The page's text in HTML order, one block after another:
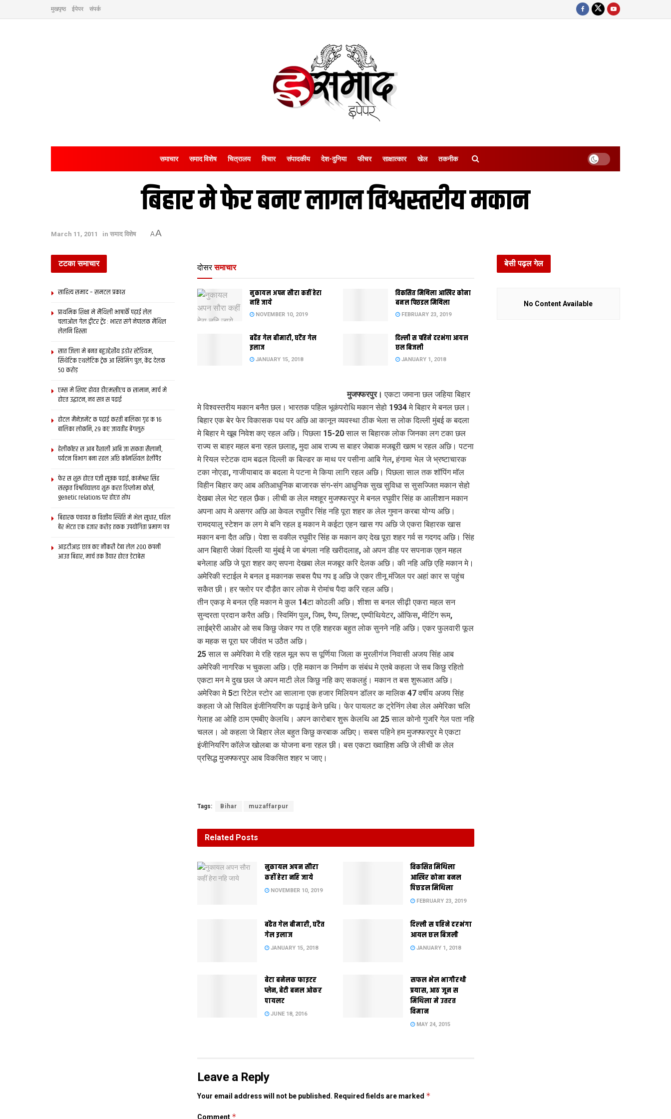
मुखपृष्ठ ईपेपर संपर्क
समाचार समाद विशेष चित्रालय विचार संपादकीय देश-दुनिया फीचर साक्षात्‍कार खेल तकनीक
बिहार मे फेर बनए लागल विश्वस्तरीय मकान
March 11, 2011 in समाद विशेष AA
दोसर समाचार
नुकायल अपन सौरा कहीं हेरा
नहि जाये
NOVEMBER 10, 2019
विकसित मिथिला आखिर कोना
बनल पिछडल मिथिला
FEBRUARY 23, 2019
बढैत गेल बीमारी, घटैत गेल
इलाज
JANUARY 15, 2018
दिल्‍ली स पहिने दरभंगा आयल
छल बिजली
JANUARY 1, 2018
मुजफ्फरपुर।एकटा जमाना छल जहिया बिहार
मे विश्वस्तरीय मकान बनैत छल। भारतक पहिल भूकंपरोधि मकान सेहो 1934 मे बिहार मे बनल छल।
बिहार एक बेर फेर विकासक पथ पर अछि आ कानून व्यवस्था ठीक भेला स लोक दिल्ली मुंबई क बदला
मे बिहार मे खूब निवेश कए रहल अछि। पिछला 15-20 साल स बिहारक लोक जिनका लग टका छल
राज्य स बाहर महल बना रहल छलाह, मुदा आब राज्य स बाहर जेबाक मजबूरी खत्म भ रहल अछि। पटना
मे रियल स्टेटक दाम बढल दिल्ली क बिल्डर क माथ पर पसीना आबि गेल, हंगामा भेल जे भ्रष्टाचारक
टका नोएडा, गाजीयाबाद क बदला मे पटना मे किया लागि रहल अछि। पिछला साल तक शॉपिंग मॉल
विहीन बिहार कए आब अतिआधुनिक बाजारक संग-संग आधुनिक सुख सुविधा स सुसज्जित मकान सेहो
देखबा लेल भेट रहल छैक। लीची क लेल मशहूर मुजफ्फरपुर मे बनल रघुवीर सिंह क आलीशान मकान
अपना आप मे असगर अछि आ केवल रघुवीर सिंह नहि पूरा शहर क लेल गुमान करबा योग्य अछि।
रामदयालु स्टेशन क लग मे बनि रहल इ मकान मे कईटा एहन खास गप अछि जे एकरा बिहारक खास
मकान बना दैत अछि। पेशा स वकील रघुवीर सिंह क मकान कए देख पूरा शहर गर्व स गदगद अछि। सिंह
आन बिहारी जेकां दिल्ली या मुंबई मे जा बंगला नहि खरीदलाह, ओ अपन डीह पर सपनाक एहन महल
बनेलाह अछि जे पूरा शहर कए सपना देखबा लेल मजबूर करि देलक अछि। की नहि अछि एहि मकान मे।
अमेरिकी स्टाईल मे बनल इ मकानक सबस पैघ गप इ अछि जे एकर तीनू मंजिल पर अहां कार स पहुंच
सकैत छी। हर फ्लोर पर दौड़ैत कार लोक मे रोमांच पैदा करि रहल अछि।
तीन एकड़ मे बनल एहि मकान मे कुल 14टा कोठली अछि। शीशा स बनल सीढ़ी एकरा महल सन
सुन्दरता प्रदान करैत अछि। स्विमिंग पुल, जिम, रैम्प, लिफ्ट, एम्पीथियेटर, ऑफिस, मीटिंग रूम,
लाईब्रेरी आओर ओ सब किछु जेकर गप त एहि शहरक बहुत लोक सुनने नहि अछि। एकर फुलवारी फूल
क महक स पूरा घर जीवंत भ उठैत अछि।
25 साल स अमेरिका मे रहि रहल मूल रूप स पूर्णिया जिला क मुरलीगंज निवासी अजय सिंह आब
अमेरिकी नागरिक भ चुकला अछि। एहि मकान क निर्माण क संबंध मे एतबे कहला जे सब किछु रहितो
एकटा मन मे दुख छल जे अपन माटी लेल किछु नहि कए सकलहुं। मकान त बस शुरूआत अछि।
अमेरिका मे 5टा रिटेल स्टोर आ सालाना एक हजार मिलियन डॉलर क मालिक 47 वर्षीय अजय सिंह
कहला जे ओ सिविल इंजीनियरिंग क पढ़ाई केने छथि। फेर पायलट क ट्रेनिंग लेबा लेल अमेरिका चलि
गेलाह आ ओहि ठाम एमबीए केलथि। अपन कारोबार शुरू केलथि आ 25 साल कोनो गुजरि गेल पता नहि
चलल। ओ कहला जे बिहार लेल बहुत किछु करबाक अछिए। सबस पहिने हम मुजफ्फरपुर मे एकटा
इंजीनियरिंग कॉलेज खोलबा क योजना बना रहल छी। बस एकटा ख्वाहिश अछि जे लीची क लेल
प्रसिद्ध मुजफ्फरपुर आब विकसित शहर भ जाए।
Tags: Bihar muzaffarpur
Related Posts
नुकायल अपन सौरा
कहीं हेरा नहि जाये
NOVEMBER 10, 2019
विकसित मिथिला
आखिर कोना बनल
पिछडल मिथिला
FEBRUARY 23, 2019
बढैत गेल बीमारी, घटैत
गेल इलाज
JANUARY 15, 2018
दिल्‍ली स पहिने दरभंगा
आयल छल बिजली
JANUARY 1, 2018
बेटा बनेलक फाइटर
प्लेन, बेटी बनल ओकर
पायलट
JUNE 18, 2016
सफल भेल भागीरथी
प्रयास, आठ जून स
मिथिला मे उतरत
विमान
MAY 24, 2015
Leave a Reply
Your email address will not be published. Required fields are marked *
Comment *
टटका समाचार
साहित्य समाद – समटल प्रकाश
प्राथमिक शि‍क्षा मे मैथि‍ली भाषाकेँ पढ़ाई लेल
चलाओल गेल ट्वीटर ट्रेंड : भारत संगे नेपालक मैथिल
लेलनि हिस्सा
सात जिला मे बनत बहुउद्देशीय इंडोर स्‍टेडि‍यम,
सिंथेटिक एथलेटिक ट्रेक आ स्विमिंग पुल, केंद्र देलक
50 करोड़
एम्स मे शिफ्ट होयत डीएमसीएच क सामान, मार्च मे
होएत उद्घाटन, नव सत्र स पढाई
होटल मैनेजमेंट क पढ़ाई करती बालिका गृह क 16
बालिका लोकनि, 29 कए जायतीह बेंगलुरु
हेलीकॉप्टर स आब वैशाली आबि जा सकता सैलानी,
पर्यटन विभाग बना रहल अछि कॉमर्शियल हेलीपैड
फेर स शुरू होएत पंजी सूत्रक पढाई, कामेश्वर सिंह
संस्कृत विश्वविद्यालय शुरू करत डिप्लोमा कोर्स,
genetic relations पर होएत शोध
बिहारक पंचायत क वित्‍तीय स्थिति मे भेल सुधार, पहिल
बेर भेटत एक हजार करोड़ तकक उपयोगिता प्रमाण पत्र
आइटीआइ छात्र कए नौकरी देबा लेल 200 कंपनी
आउत बिहार, मार्च तक तैयार होएत डेटाबेस
बेसी पढ़ल गेल
No Content Available